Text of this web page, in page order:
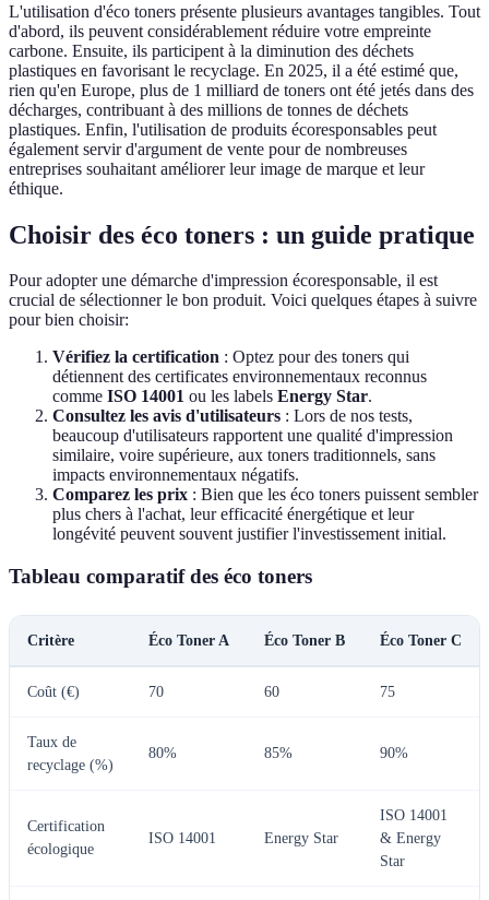
L'utilisation d'éco toners présente plusieurs avantages tangibles. Tout
d'abord, ils peuvent considérablement réduire votre empreinte
carbone. Ensuite, ils participent à la diminution des déchets
plastiques en favorisant le recyclage. En 2025, il a été estimé que,
rien qu'en Europe, plus de 1 milliard de toners ont été jetés dans des
décharges, contribuant à des millions de tonnes de déchets
plastiques. Enfin, l'utilisation de produits écoresponsables peut
également servir d'argument de vente pour de nombreuses
entreprises souhaitant améliorer leur image de marque et leur
éthique.
Choisir des éco toners : un guide pratique
Pour adopter une démarche d'impression écoresponsable, il est
crucial de sélectionner le bon produit. Voici quelques étapes à suivre
pour bien choisir:
Vérifiez la certification : Optez pour des toners qui
détiennent des certificates environnementaux reconnus
comme ISO 14001 ou les labels Energy Star.
Consultez les avis d'utilisateurs : Lors de nos tests,
beaucoup d'utilisateurs rapportent une qualité d'impression
similaire, voire supérieure, aux toners traditionnels, sans
impacts environnementaux négatifs.
Comparez les prix : Bien que les éco toners puissent sembler
plus chers à l'achat, leur efficacité énergétique et leur
longévité peuvent souvent justifier l'investissement initial.
Tableau comparatif des éco toners
Critère Éco Toner A Éco Toner B Éco Toner C
Coût (€) 70 60 75
Taux de
recyclage (%)
80% 85% 90%
Certification
écologique
ISO 14001 Energy Star
ISO 14001
& Energy
Star